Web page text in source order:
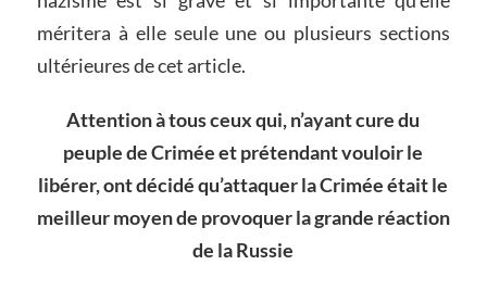
méritera à elle seule une ou plusieurs sections
ultérieures de cet article.
Attention à tous ceux qui, n’ayant cure du
peuple de Crimée et prétendant vouloir le
libérer, ont décidé qu’attaquer la Crimée était le
meilleur moyen de provoquer la grande réaction
de la Russie